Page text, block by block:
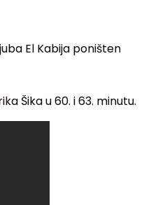
El Kabija poništen
Šika u 60. i 63. minutu.